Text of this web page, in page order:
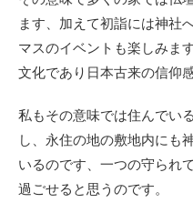
ます、加えて初詣には神社
マスのイベントも楽しみま
文化であり日本古来の信仰
私もその意味では住んでい
し、永住の地の敷地内にも
いるのです、一つの守られ
過ごせると思うのです。